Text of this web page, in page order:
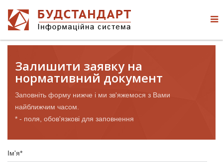
Залишити заявку на
нормативний документ
Заповніть форму нижче і ми зв'яжемося з Вами
найближчим часом.
* - поля, обов'язкові для заповнення
Ім'я*